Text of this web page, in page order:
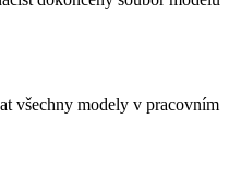
všechny modely v pracovním